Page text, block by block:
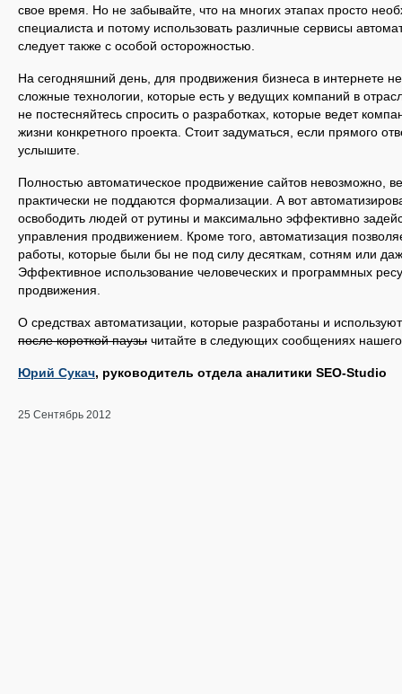
свое время. Но не забывайте, что на многих этапах просто
специалиста и потому использовать различные сервисы
следует также с особой осторожностью.
На сегодняшний день, для продвижения бизнеса в интернете
сложные технологии, которые есть у ведущих компаний в
не постесняйтесь спросить о разработках, которые ведет
жизни конкретного проекта. Стоит задуматься, если прямого
услышите.
Полностью автоматическое продвижение сайтов невозможно,
практически не поддаются формализации. А вот
освободить людей от рутины и максимально эффективно
управления продвижением. Кроме того, автоматизация
работы, которые были бы не под силу десяткам, сотням или
Эффективное использование человеческих и программных
продвижения.
О средствах автоматизации, которые разработаны и
после короткой паузы читайте в следующих сообщениях нашего
Юрий Сукач, руководитель отдела аналитики SEO-Studio
25 Сентябрь 2012